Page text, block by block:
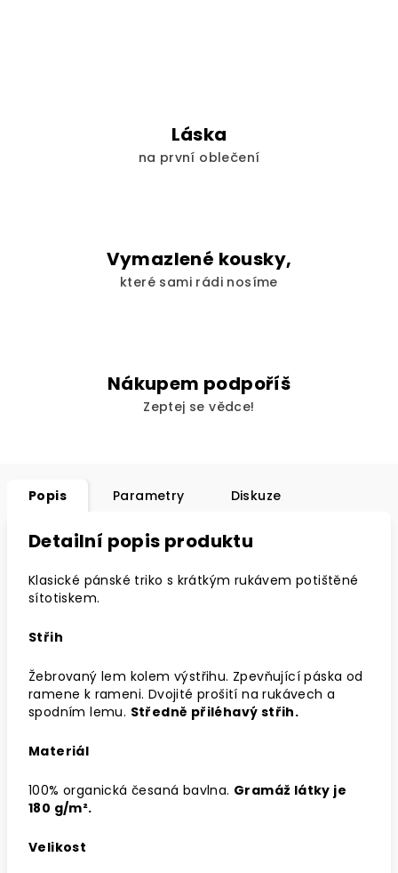
Láska
na první oblečení
Vymazlené kousky,
které sami rádi nosíme
Nákupem podpoříš
Zeptej se vědce!
Popis Parametry Diskuze
Detailní popis produktu
Klasické pánské triko s krátkým rukávem potištěné
sítotiskem.
Střih
Žebrovaný lem kolem výstřihu. Zpevňující páska od
ramene k rameni. Dvojité prošití na rukávech a
spodním lemu. Středně přiléhavý střih.
Materiál
100% organická česaná bavlna. Gramáž látky je
180 g/m².
Velikost